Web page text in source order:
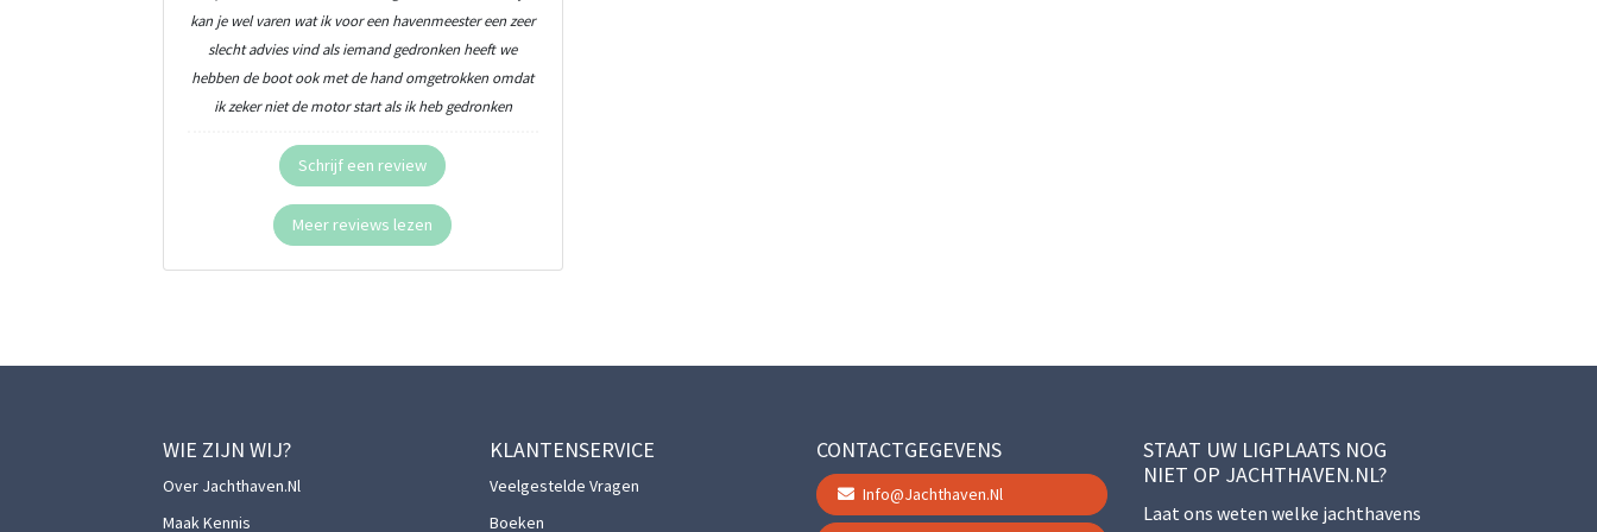
kan je wel varen wat ik voor een havenmeester een zeer
slecht advies vind als iemand gedronken heeft we
hebben de boot ook met de hand omgetrokken omdat
ik zeker niet de motor start als ik heb gedronken
Schrijf een review
Meer reviews lezen
WIE ZIJN WIJ?
Over Jachthaven.nl
Maak Kennis
KLANTENSERVICE
Veelgestelde Vragen
Boeken
CONTACTGEGEVENS
Info@jachthaven.nl
STAAT UW LIGPLAATS NOG
NIET OP JACHTHAVEN.NL?
Laat ons weten welke jachthavens